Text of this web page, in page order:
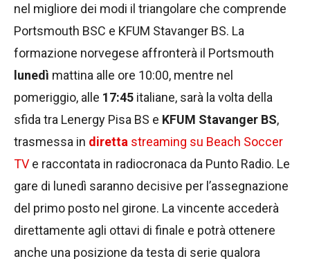
nel migliore dei modi il triangolare che comprende
Portsmouth BSC e KFUM Stavanger BS. La
formazione norvegese affronterà il Portsmouth
lunedì mattina alle ore 10:00, mentre nel
pomeriggio, alle 17:45 italiane, sarà la volta della
sfida tra Lenergy Pisa BS e KFUM Stavanger BS,
trasmessa in diretta streaming su Beach Soccer
TV e raccontata in radiocronaca da Punto Radio. Le
gare di lunedì saranno decisive per l’assegnazione
del primo posto nel girone. La vincente accederà
direttamente agli ottavi di finale e potrà ottenere
anche una posizione da testa di serie qualora